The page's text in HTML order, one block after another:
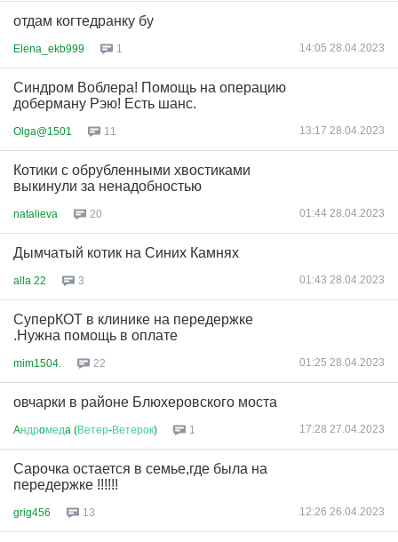
отдам когтедранку бу
Elena_ekb999 1 14:05 28.04.2023
Синдром Воблера! Помощь на операцию
доберману Рэю! Есть шанс.
Olga@1501 11 13:17 28.04.2023
Котики с обрубленными хвостиками
выкинули за ненадобностью
natalieva 20 01:44 28.04.2023
Дымчатый котик на Синих Камнях
alla 22 3 01:43 28.04.2023
СуперКОТ в клинике на передержке
.Нужна помощь в оплате
mim1504. 22 01:25 28.04.2023
овчарки в районе Блюхеровского моста
Aндрoмедa (Ветер-Ветерок) 1 17:28 27.04.2023
Сарочка остается в семье,где была на
передержке !!!!!!
grig456 13 12:26 26.04.2023